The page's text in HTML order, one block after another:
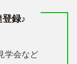
録♪
学会など